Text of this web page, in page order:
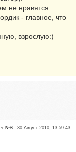
не нравятся
- главное, что
взрослую:)
№6 :30 Август 2010, 13:59:43